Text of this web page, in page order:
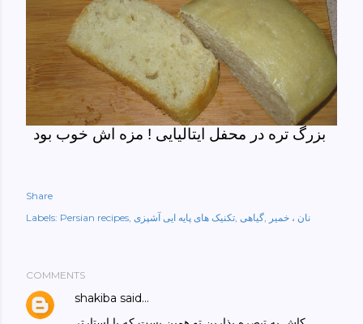
Share
Labels: Persian recipes تکنیک های پایه ایی آشپزی گیاهی نان ، خمیر
COMMENTS
shakiba said…